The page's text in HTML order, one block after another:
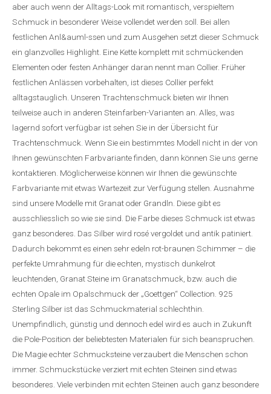
aber auch wenn der Alltags-Look mit romantisch, verspieltem
Schmuck in besonderer Weise vollendet werden soll. Bei allen
festlichen Anl&auml-ssen und zum Ausgehen setzt dieser Schmuck
ein glanzvolles Highlight. Eine Kette komplett mit schmückenden
Elementen oder festen Anhänger daran nennt man Collier. Früher
festlichen Anlässen vorbehalten, ist dieses Collier perfekt
alltagstauglich. Unseren Trachtenschmuck bieten wir Ihnen
teilweise auch in anderen Steinfarben-Varianten an. Alles, was
lagernd sofort verfügbar ist sehen Sie in der Übersicht für
Trachtenschmuck. Wenn Sie ein bestimmtes Modell nicht in der von
Ihnen gewünschten Farbvariante finden, dann können Sie uns gerne
kontaktieren. Möglicherweise können wir Ihnen die gewünschte
Farbvariante mit etwas Wartezeit zur Verfügung stellen. Ausnahme
sind unsere Modelle mit Granat oder Grandln. Diese gibt es
ausschliesslich so wie sie sind. Die Farbe dieses Schmuck ist etwas
ganz besonderes. Das Silber wird rosé vergoldet und antik patiniert.
Dadurch bekommt es einen sehr edeln rot-braunen Schimmer – die
perfekte Umrahmung für die echten, mystisch dunkelrot
leuchtenden, Granat Steine im Granatschmuck, bzw. auch die
echten Opale im Opalschmuck der „Goettgen“ Collection. 925
Sterling Silber ist das Schmuckmaterial schlechthin.
Unempfindlich, günstig und dennoch edel wird es auch in Zukunft
die Pole-Position der beliebtesten Materialen für sich beanspruchen.
Die Magie echter Schmucksteine verzaubert die Menschen schon
immer. Schmuckstücke verziert mit echten Steinen sind etwas
besonderes. Viele verbinden mit echten Steinen auch ganz besondere